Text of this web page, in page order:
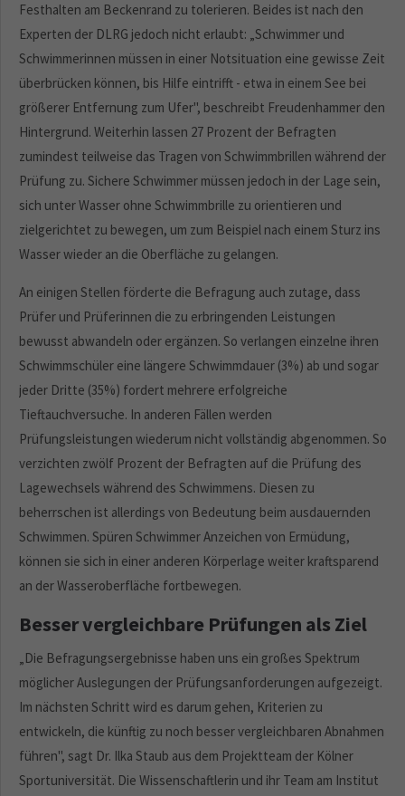
Festhalten am Beckenrand zu tolerieren. Beides ist nach den
Experten der DLRG jedoch nicht erlaubt: „Schwimmer und
Schwimmerinnen müssen in einer Notsituation eine gewisse Zeit
überbrücken können, bis Hilfe eintrifft - etwa in einem See bei
größerer Entfernung zum Ufer", beschreibt Freudenhammer den
Hintergrund. Weiterhin lassen 27 Prozent der Befragten
zumindest teilweise das Tragen von Schwimmbrillen während der
Prüfung zu. Sichere Schwimmer müssen jedoch in der Lage sein,
sich unter Wasser ohne Schwimmbrille zu orientieren und
zielgerichtet zu bewegen, um zum Beispiel nach einem Sturz ins
Wasser wieder an die Oberfläche zu gelangen.
An einigen Stellen förderte die Befragung auch zutage, dass
Prüfer und Prüferinnen die zu erbringenden Leistungen
bewusst abwandeln oder ergänzen. So verlangen einzelne ihren
Schwimmschüler eine längere Schwimmdauer (3%) ab und sogar
jeder Dritte (35%) fordert mehrere erfolgreiche
Tieftauchversuche. In anderen Fällen werden
Prüfungsleistungen wiederum nicht vollständig abgenommen. So
verzichten zwölf Prozent der Befragten auf die Prüfung des
Lagewechsels während des Schwimmens. Diesen zu
beherrschen ist allerdings von Bedeutung beim ausdauernden
Schwimmen. Spüren Schwimmer Anzeichen von Ermüdung,
können sie sich in einer anderen Körperlage weiter kraftsparend
an der Wasseroberfläche fortbewegen.
Besser vergleichbare Prüfungen als Ziel
„Die Befragungsergebnisse haben uns ein großes Spektrum
möglicher Auslegungen der Prüfungsanforderungen aufgezeigt.
Im nächsten Schritt wird es darum gehen, Kriterien zu
entwickeln, die künftig zu noch besser vergleichbaren Abnahmen
führen", sagt Dr. Ilka Staub aus dem Projektteam der Kölner
Sportuniversität. Die Wissenschaftlerin und ihr Team am Institut